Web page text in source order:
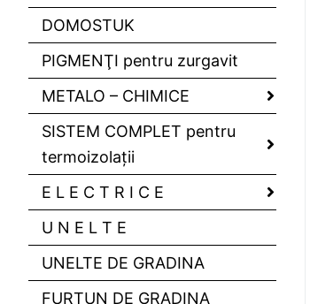
DOMOSTUK
PIGMENŢI pentru zurgavit
METALO – CHIMICE
SISTEM COMPLET pentru
termoizolaţii
E L E C T R I C E
U N E L T E
UNELTE DE GRADINA
FURTUN DE GRADINA